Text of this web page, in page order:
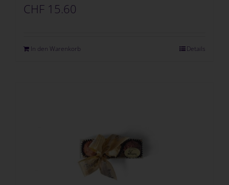
CHF 15.60
In den Warenkorb Details